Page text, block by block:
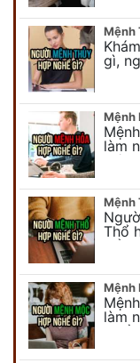
gì,
Chi
làm
Thổ
để
làm